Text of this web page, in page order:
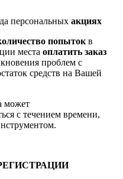
персональных акциях
попыток в
места оплатить заказ
проблем с
средств на Вашей
может
с течением времени,